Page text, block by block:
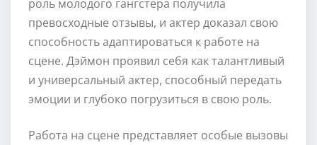
роль молодого гангстера получила
превосходные отзывы, и актер доказал свою
способность адаптироваться к работе на
сцене. Дэймон проявил себя как талантливый
и универсальный актер, способный передать
эмоции и глубоко погрузиться в свою роль.
Работа на сцене представляет особые вызовы